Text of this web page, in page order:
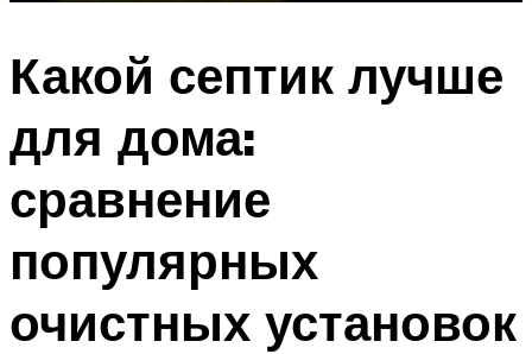
Меню
Какой септик лучше
для дома:
сравнение
популярных
очистных установок